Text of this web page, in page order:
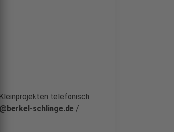
telefonisch
schlinge.de /